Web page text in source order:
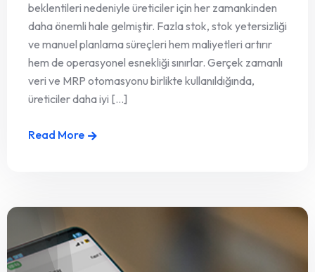
beklentileri nedeniyle üreticiler için her zamankinden
daha önemli hale gelmiştir. Fazla stok, stok yetersizliği
ve manuel planlama süreçleri hem maliyetleri artırır
hem de operasyonel esnekliği sınırlar. Gerçek zamanlı
veri ve MRP otomasyonu birlikte kullanıldığında,
üreticiler daha iyi [...]
Read More